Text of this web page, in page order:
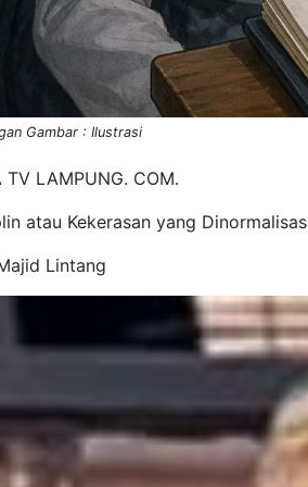
Gambar : Ilustrasi
TV LAMPUNG. COM.
atau Kekerasan yang
Lintang